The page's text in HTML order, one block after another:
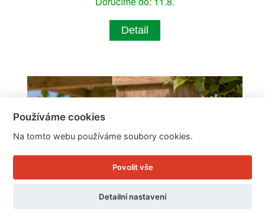
Detail
Používáme cookies
Na tomto webu používáme soubory cookies.
Povolit vše
Detailní nastavení